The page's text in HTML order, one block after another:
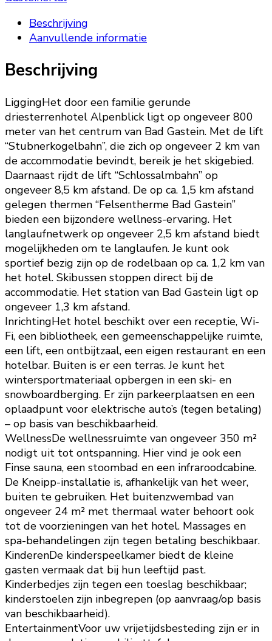
Beschrijving
Aanvullende informatie
Beschrijving
LiggingHet door een familie gerunde
driesterrenhotel Alpenblick ligt op ongeveer 800
meter van het centrum van Bad Gastein. Met de lift
“Stubnerkogelbahn”, die zich op ongeveer 2 km van
de accommodatie bevindt, bereik je het skigebied.
Daarnaast rijdt de lift “Schlossalmbahn” op
ongeveer 8,5 km afstand. De op ca. 1,5 km afstand
gelegen thermen “Felsentherme Bad Gastein”
bieden een bijzondere wellness-ervaring. Het
langlaufnetwerk op ongeveer 2,5 km afstand biedt
mogelijkheden om te langlaufen. Je kunt ook
sportief bezig zijn op de rodelbaan op ca. 1,2 km van
het hotel. Skibussen stoppen direct bij de
accommodatie. Het station van Bad Gastein ligt op
ongeveer 1,3 km afstand.
InrichtingHet hotel beschikt over een receptie, Wi-
Fi, een bibliotheek, een gemeenschappelijke ruimte,
een lift, een ontbijtzaal, een eigen restaurant en een
hotelbar. Buiten is er een terras. Je kunt het
wintersportmateriaal opbergen in een ski- en
snowboardberging. Er zijn parkeerplaatsen en een
oplaadpunt voor elektrische auto’s (tegen betaling)
– op basis van beschikbaarheid.
WellnessDe wellnessruimte van ongeveer 350 m²
nodigt uit tot ontspanning. Hier vind je ook een
Finse sauna, een stoombad en een infraroodcabine.
De Kneipp-installatie is, afhankelijk van het weer,
buiten te gebruiken. Het buitenzwembad van
ongeveer 24 m² met thermaal water behoort ook
tot de voorzieningen van het hotel. Massages en
spa-behandelingen zijn tegen betaling beschikbaar.
KinderenDe kinderspeelkamer biedt de kleine
gasten vermaak dat bij hun leeftijd past.
Kinderbedjes zijn tegen een toeslag beschikbaar;
kinderstoelen zijn inbegrepen (op aanvraag/op basis
van beschikbaarheid).
EntertainmentVoor uw vrijetijdsbesteding zijn er in